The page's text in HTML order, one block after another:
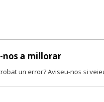
nos a millorar
un error? Aviseu-nos si